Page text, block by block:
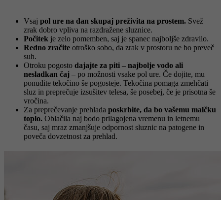
Vsaj pol ure na dan skupaj preživita na prostem. Svež
zrak dobro vpliva na razdražene sluznice.
Počitek je zelo pomemben, saj je spanec najboljše zdravilo.
Redno zračite otroško sobo, da zrak v prostoru ne bo preveč
suh.
Otroku pogosto dajajte za piti – najbolje vodo ali
nesladkan čaj – po možnosti vsake pol ure. Če dojite, mu
ponudite tekočino še pogosteje. Tekočina pomaga zmehčati
sluz in preprečuje izsušitev telesa, še posebej, če je prisotna še
vročina.
Za preprečevanje prehlada poskrbite, da bo vašemu malčku
toplo. Oblačila naj bodo prilagojena vremenu in letnemu
času, saj mraz zmanjšuje odpornost sluznic na patogene in
poveča dovzetnost za prehlad.